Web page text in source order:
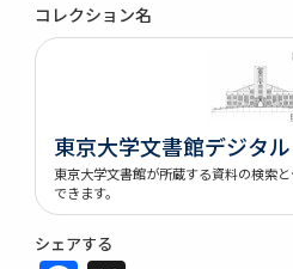
コレクション名
東京大学文書館デジタ
東京大学文書館が所蔵する資料の検索
できます。
シェアする